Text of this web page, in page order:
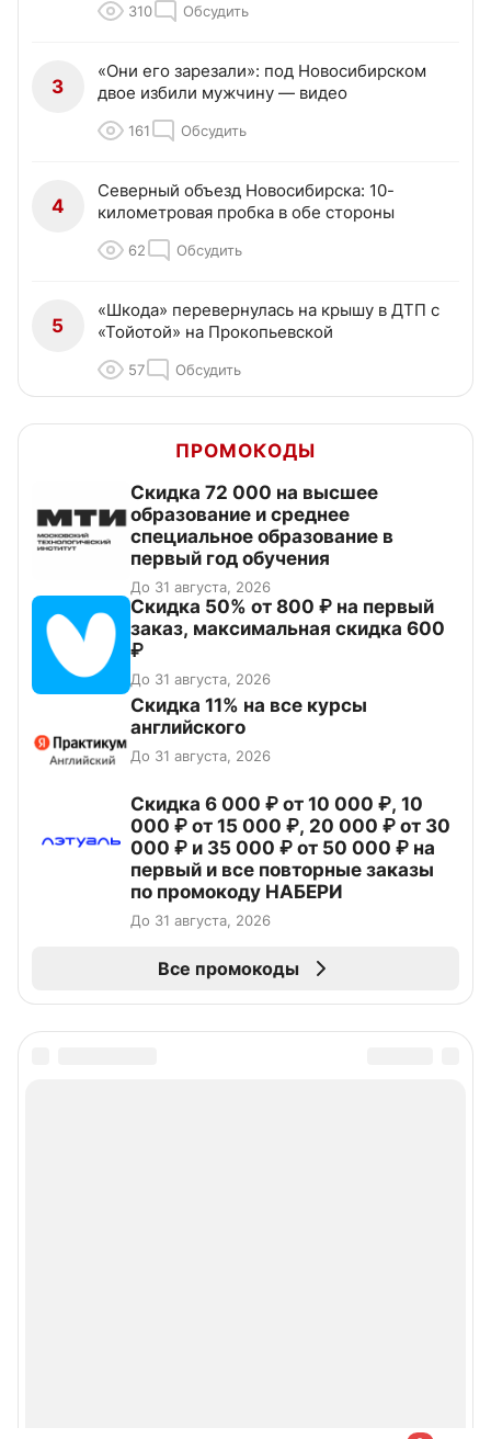
310 Обсудить
3
«Они его зарезали»: под Новосибирском
двое избили мужчину — видео
161 Обсудить
4
Северный объезд Новосибирска: 10-
километровая пробка в обе стороны
62 Обсудить
5
«Шкода» перевернулась на крышу в ДТП с
«Тойотой» на Прокопьевской
57 Обсудить
ПРОМОКОДЫ
Скидка 72 000 на высшее
образование и среднее
специальное образование в
первый год обучения
До 31 августа, 2026
Скидка 50% от 800 ₽ на первый
заказ, максимальная скидка 600
₽
До 31 августа, 2026
Скидка 11% на все курсы
английского
До 31 августа, 2026
Скидка 6 000 ₽ от 10 000 ₽, 10
000 ₽ от 15 000 ₽, 20 000 ₽ от 30
000 ₽ и 35 000 ₽ от 50 000 ₽ на
первый и все повторные заказы
по промокоду НАБЕРИ
До 31 августа, 2026
Все промокоды